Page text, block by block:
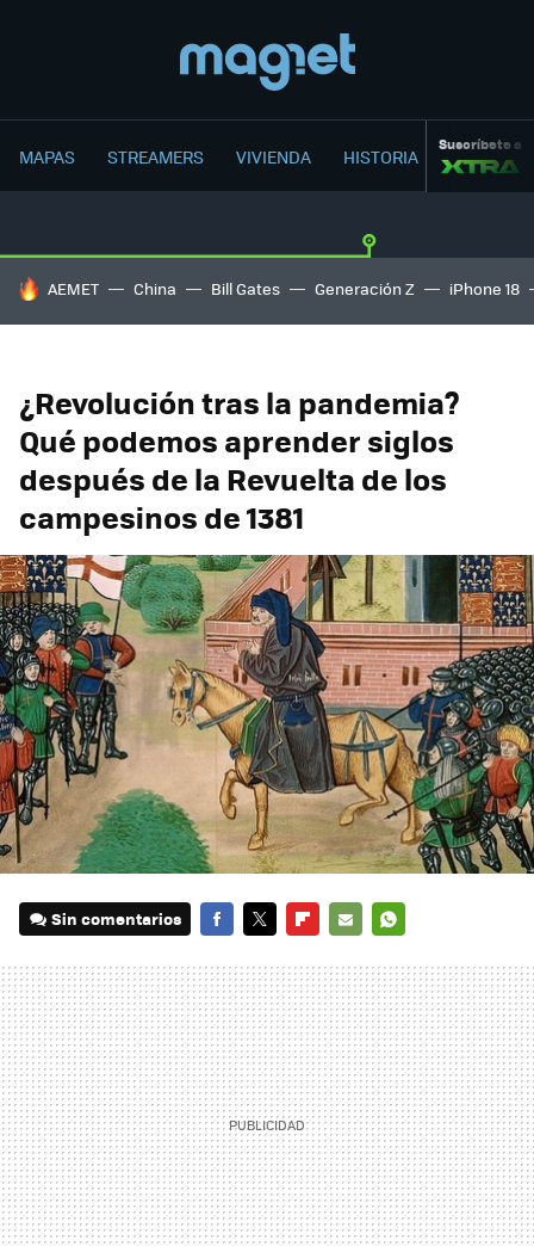
MAPAS STREAMERS VIVIENDA HISTORIA Suscríbete a
HOY SE HABLA DE
AEMET China Bill Gates Generación Z iPhone 18
¿Revolución tras la pandemia?
Qué podemos aprender siglos
después de la Revuelta de los
campesinos de 1381
Sin comentarios
MAIL